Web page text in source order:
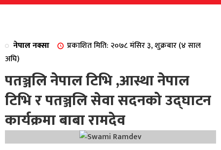
नेपाल नक्सा
प्रकाशित मिति: २०७८ मंसिर ३, शुक्रबार (४ साल
अघि)
पतञ्जलि नेपाल टिभि ,आस्था नेपाल
टिभि र पतञ्जलि सेवा सदनको उद्घाटन
कार्यक्रमा बाबा रामदेव